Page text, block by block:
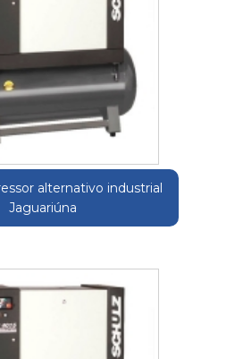
alternativo industrial
Jaguariúna